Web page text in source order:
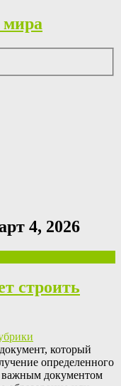
мира
4, 2026
строить
который
определенного
важным документом